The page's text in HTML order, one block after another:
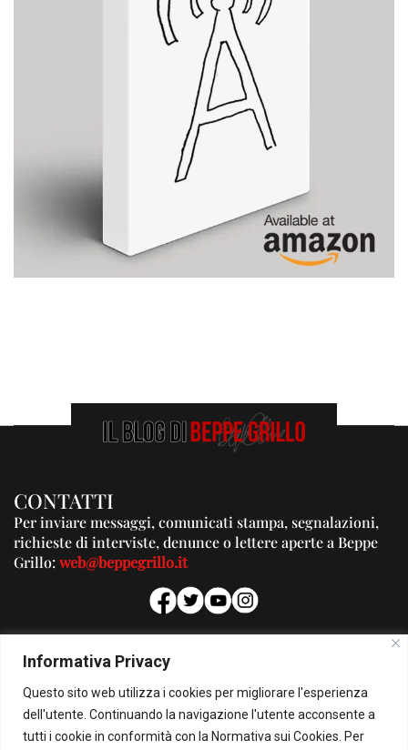
Informativa Privacy
Questo sito web utilizza i cookies per migliorare l'esperienza
dell'utente. Continuando la navigazione l'utente acconsente a
tutti i cookie in conformità con la Normativa sui Cookies. Per
CONTATTI
Per inviare messaggi, comunicati stampa, segnalazioni,
richieste di interviste, denunce o lettere aperte a Beppe
Grillo:web@beppegrillo.it
PUBBLICITA'
Per la tua pubblicità su questo Blog:
pubblicita@beppegrillo.it